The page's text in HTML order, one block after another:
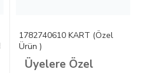
1782740610 KART (Özel
Ürün )
Üyelere Özel